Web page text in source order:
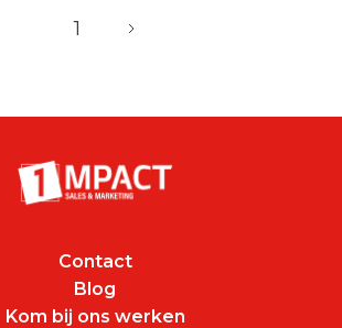
1
Contact
Blog
Kom bij ons werken